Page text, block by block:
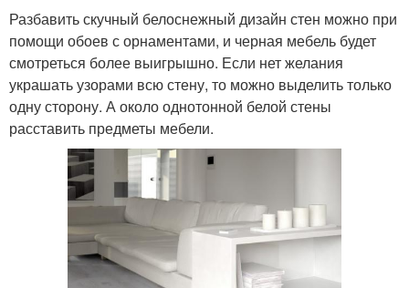
Разбавить скучный белоснежный дизайн стен можно при
помощи обоев с орнаментами, и черная мебель будет
смотреться более выигрышно. Если нет желания
украшать узорами всю стену, то можно выделить только
одну сторону. А около однотонной белой стены
расставить предметы мебели.